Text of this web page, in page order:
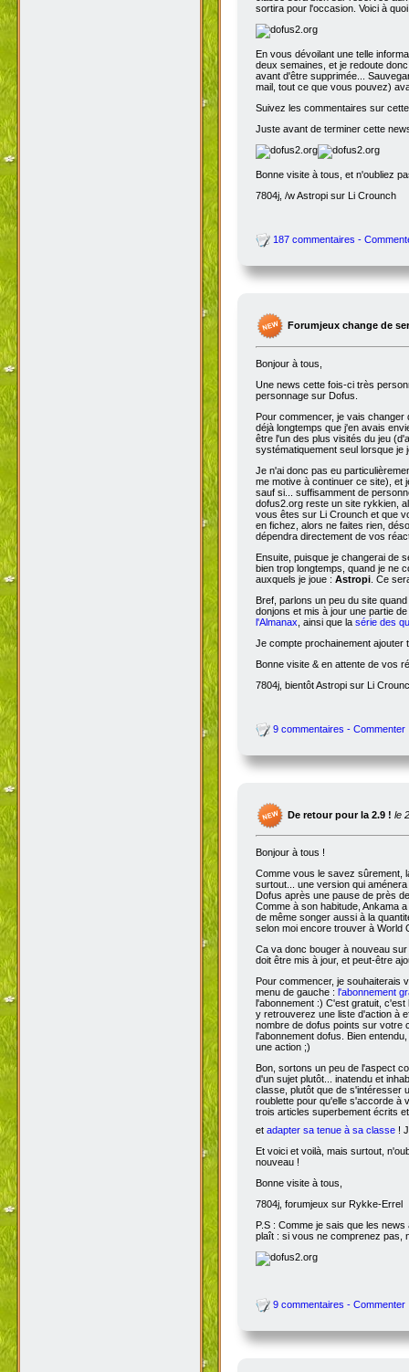
sortira pour l'occasion. Voici à
En vous dévoilant une telle
deux semaines, et je redoute
avant d'être supprimée...
mail, tout ce que vous pouvez)
Suivez les commentaires sur
Juste avant de terminer cette
Bonne visite à tous, et n'oubliez
7804j, /w Astropi sur Li Crounch
187 commentaires -
Forumjeux change de
Bonjour à tous,
Une news cette fois-ci très
personnage sur Dofus.
Pour commencer, je vais
déjà longtemps que j'en avais
être l'un des plus visités du jeu
systématiquement seul lorsque je
Je n'ai donc pas eu
me motive à continuer ce site), et
sauf si... suffisamment de
dofus2.org reste un site rykkien,
vous êtes sur Li Crounch et que
en fichez, alors ne faites rien,
dépendra directement de vos
Ensuite, puisque je changerai de
bien trop longtemps, quand je ne
auxquels je joue : Astropi . Ce
Bref, parlons un peu du site
donjons et mis à jour une partie
l'Almanax , ainsi que la série des
Je compte prochainement ajouter
Bonne visite & en attente de vos
7804j, bientôt Astropi sur Li
9 commentaires - Commenter
De retour pour la 2.9 ! le
Bonjour à tous !
Comme vous le savez sûrement,
surtout... une version qui
Dofus après une pause de près
Comme à son habitude, Ankama
de même songer aussi à la
selon moi encore trouver à World
Ca va donc bouger à nouveau
doit être mis à jour, et peut-être
Pour commencer, je
menu de gauche : l'abonnement
l'abonnement :) C'est gratuit,
y retrouverez une liste d'action à
nombre de dofus points sur votre
l'abonnement dofus. Bien
une action ;)
Bon, sortons un peu de l'aspect
d'un sujet plutôt... inatendu et
classe, plutôt que de s'intéresser
roublette pour qu'elle s'accorde à
trois articles superbement écrits
et adapter sa tenue à sa classe !
Et voici et voilà, mais surtout,
nouveau !
Bonne visite à tous,
7804j, forumjeux sur Rykke-Errel
P.S : Comme je sais que les
plaît : si vous ne comprenez pas,
9 commentaires - Commenter